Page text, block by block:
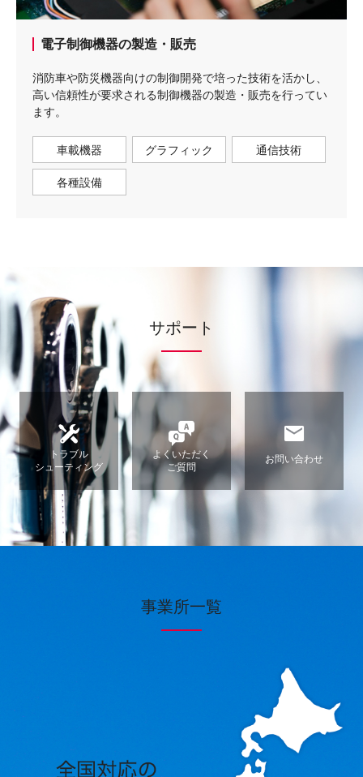
電子制御機器の製造・販売
消防車や防災機器向けの制御開発で培った技術を活かし、
高い信頼性が要求される制御機器の製造・販売を行ってい
ます。
車載機器 グラフィック 通信技術
各種設備
サポート
トラブル
シューティング
よくいただく
ご質問
お問い合わせ
事業所一覧